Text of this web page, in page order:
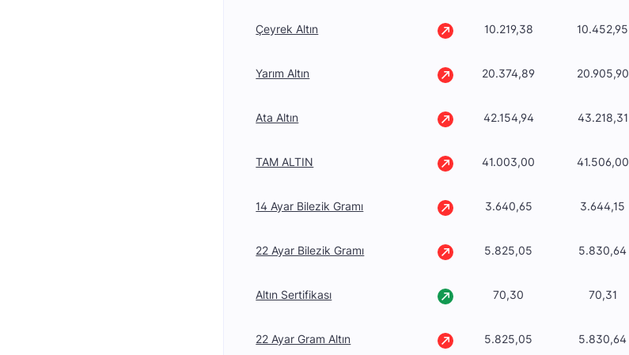
Çeyrek Altın 10.219,38 10.452,95
Yarım Altın 20.374,89 20.905,90
Ata Altın 42.154,94 43.218,31
TAM ALTIN 41.003,00 41.506,00
14 Ayar Bilezik Gramı 3.640,65 3.644,15
22 Ayar Bilezik Gramı 5.825,05 5.830,64
Altın Sertifikası 70,30 70,31
22 Ayar Gram Altın 5.825,05 5.830,64